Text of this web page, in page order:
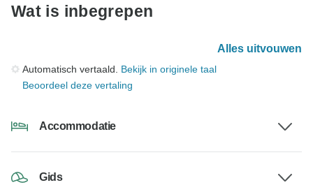
Wat is inbegrepen
Alles uitvouwen
Automatisch vertaald. Bekijk in originele taal
Beoordeel deze vertaling
Accommodatie
Gids